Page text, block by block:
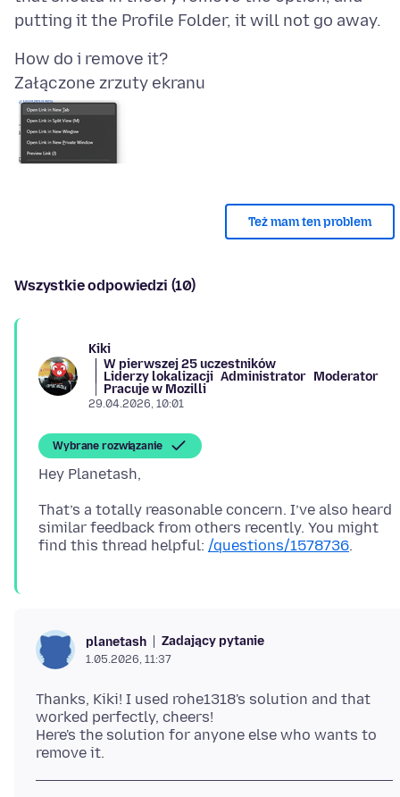
Załączone zrzuty ekranu
Też mam ten problem
Wszystkie odpowiedzi (10)
Kiki
W pierwszej 25 uczestników
Liderzy lokalizacji Administrator Moderator
Pracuje w Mozilli
29.04.2026, 10:01
Wybrane rozwiązanie
That’s a totally reasonable concern. I’ve also heard
similar feedback from others recently. You might
find this thread helpful: /questions/1578736
planetash Zadający pytanie
1.05.2026, 11:37
Thanks, Kiki! I used rohe1318's solution and that
worked perfectly, cheers!
Here's the solution for anyone else who wants to